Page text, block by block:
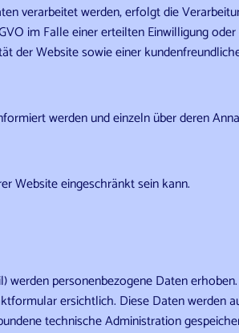
verarbeitet werden, erfolgt die
im Falle einer erteilten Einwilligung
der Website sowie einer
werden und einzeln über deren
Website eingeschränkt sein kann.
personenbezogene Daten
ersichtlich. Diese Daten werden
technische Administration